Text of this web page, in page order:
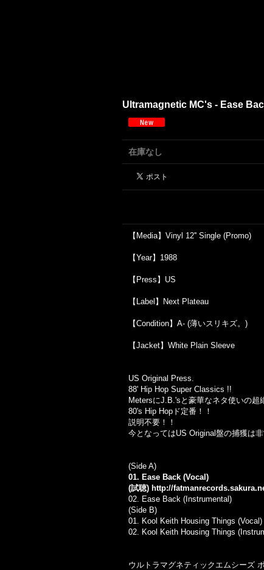
Ultramagnetic MC's - Ease
在庫なし
【Media】Vinyl 12'' Single (Promo)
【Year】1988
【Press】US
【Label】Next Plateau
【Condition】A- (薄いスリキズ。)
【Jacket】White Plain Sleeve
US Original Press.
88' Hip Hop Super Classics !!
MetersにJ.B.'sと豪華なネタ使いの超
80's Hip Hopド定番！！
説明不要！！
今となってはUS Original盤の捕獲は非
(Side A)
01. Ease Back (Vocal)
(試聴) http://
02. Ease Back (Instrumental)
(Side B)
01. Kool Keith Housing Things (Vocal)
02. Kool Keith Housing Things
ウルトラマグネティックエムシーズ